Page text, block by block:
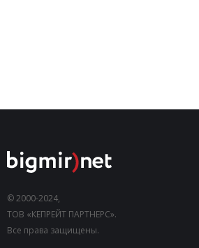
© 2000-2024,
ТОВ «КЕПРЕЙТ ПАРТНЕРС».
Все права защищены.